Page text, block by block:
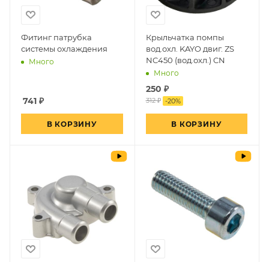
Фитинг патрубка
системы охлаждения
Много
741 ₽
В КОРЗИНУ
Крыльчатка помпы
вод.охл. KAYO двиг. ZS
NC450 (вод.охл.) CN
Много
250 ₽
312 ₽ -20%
В КОРЗИНУ